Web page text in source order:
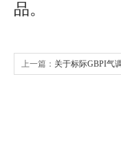
品。
上一篇： 关于标际GBPI气